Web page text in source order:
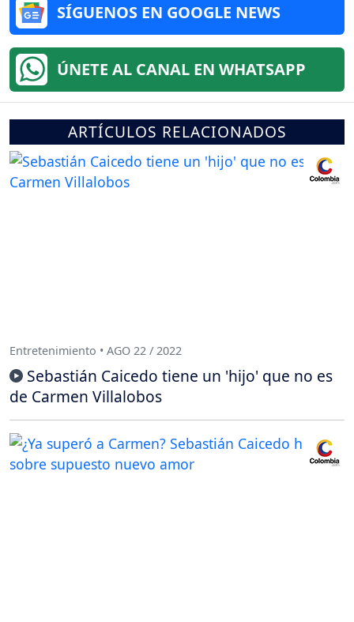
SÍGUENOS EN GOOGLE NEWS
ÚNETE AL CANAL EN WHATSAPP
ARTÍCULOS RELACIONADOS
Entretenimiento • AGO 22 / 2022
Sebastián Caicedo tiene un 'hijo' que no es
de Carmen Villalobos